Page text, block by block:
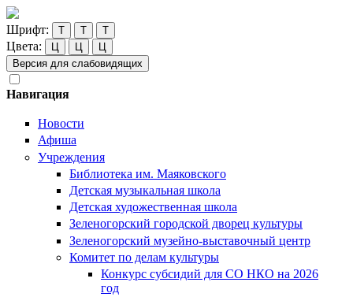
Шрифт: Т Т Т
Цвета: Ц Ц
Ц
Версия для слабовидящих
Навигация
Новости
Афиша
Учреждения
Библиотека им. Маяковского
Детская музыкальная школа
Детская художественная школа
Зеленогорский городской дворец культуры
Зеленогорский музейно-выставочный центр
Комитет по делам культуры
Конкурс субсидий для СО НКО на 2026
год